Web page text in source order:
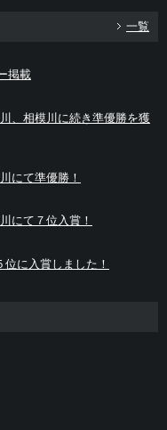
一覧
掲載
、相模川に続き準優勝を獲
にて準優勝！
にて７位入賞！
に入賞しました！